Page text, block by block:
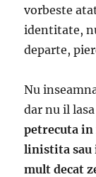
vorbeste
identitate,
departe,
Nu
dar nu il
petrecuta in
linistita sau
mult decat